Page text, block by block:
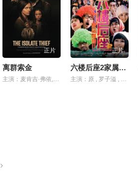
正片
离群索金
主演：麦肯吉·弗依,肖恩·宾,奥德娅·拉什
正片
六楼后座2家属谢礼
主演：原 , 罗子溢 , 江若琳 , 陆永 , 郑诗君 , 曾志伟 , 林嘉欣 , 卢巧音 , 周俊伟